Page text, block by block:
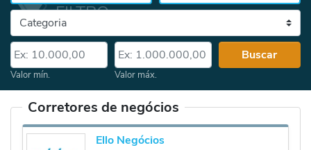
Selecione o estado, depois a cidade
Categoria
Valor mín.
Valor mín.
Valor máx.
Valor máx.
Buscar
Corretores de negócios
Ello Negócios